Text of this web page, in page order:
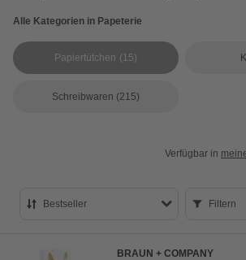
Alle Kategorien in Papeterie
Papiertütchen (15)
Schreibwaren (215)
Verfügbar in
Bestseller Filtern
BRAUN + COMPANY